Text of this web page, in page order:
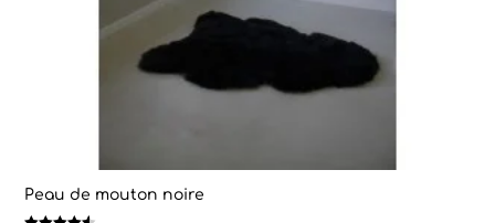
Peau de mouton noire